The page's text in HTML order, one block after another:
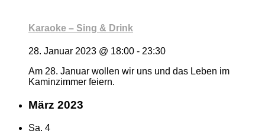
Karaoke – Sing & Drink
28. Januar 2023 @ 18:00 - 23:30
Am 28. Januar wollen wir uns und das Leben im
Kaminzimmer feiern.
März 2023
Sa. 4